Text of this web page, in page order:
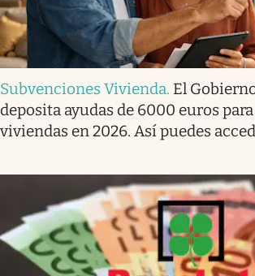
Subvenciones Vivienda. El
deposita ayudas de 6000 euros
viviendas en 2026. Así puedes